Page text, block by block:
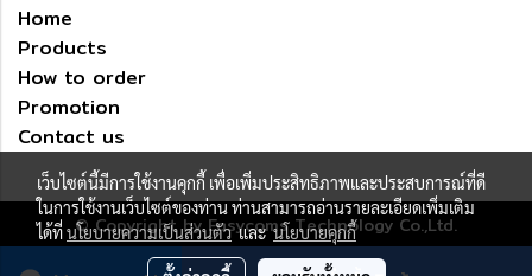
Home
Products
How to order
Promotion
Contact us
© Copyright by Easycoms Technology Co.,Ltd.
ผู้เข้าชมวันนี้ 862
เว็บไซต์นี้มีการใช้งานคุกกี้ เพื่อเพิ่มประสิทธิภาพและประสบการณ์ที่ดี
ในการใช้งานเว็บไซต์ของท่าน ท่านสามารถอ่านรายละเอียดเพิ่มเติม
ได้ที่นโยบายความเป็นส่วนตัวและนโยบายคุกกี้